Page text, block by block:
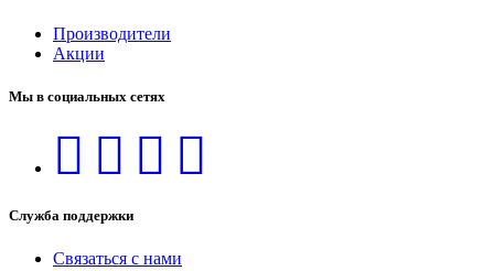
Производители
Акции
Мы в социальных сетях
Служба поддержки
Связаться с нами